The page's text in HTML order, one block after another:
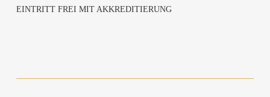
EIN­TRITT FREI MIT AKKREDITIERUNG